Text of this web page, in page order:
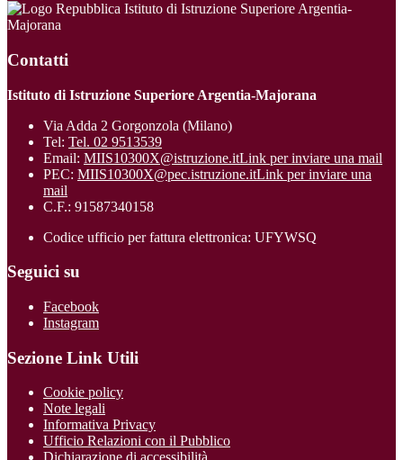
Istituto di Istruzione Superiore Argentia-
Majorana
Contatti
Istituto di Istruzione Superiore Argentia-Majorana
Via Adda 2 Gorgonzola (Milano)
Tel: Tel. 02 9513539
Email: MIIS10300X@istruzione.itLink per inviare una mail
PEC: MIIS10300X@pec.istruzione.itLink per inviare una
mail
C.F.: 91587340158
Codice ufficio per fattura elettronica: UFYWSQ
Seguici su
Facebook
Instagram
Sezione Link Utili
Cookie policy
Note legali
Informativa Privacy
Ufficio Relazioni con il Pubblico